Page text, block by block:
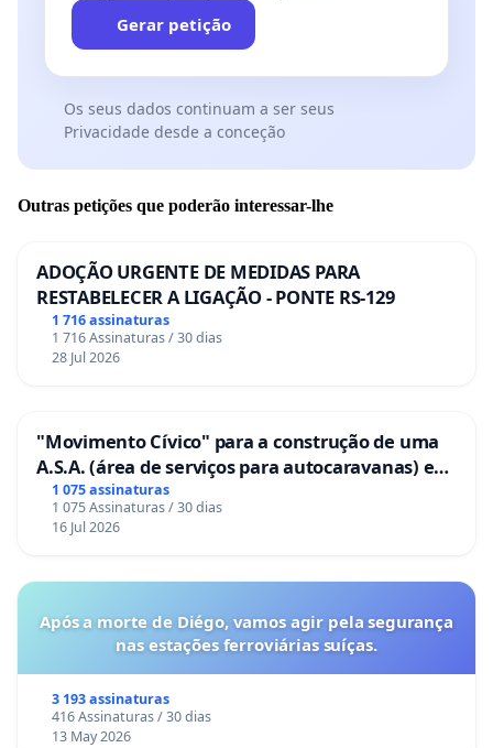
Gerar petição
Os seus dados continuam a ser seus
Privacidade desde a conceção
Outras petições que poderão interessar-lhe
ADOÇÃO URGENTE DE MEDIDAS PARA
RESTABELECER A LIGAÇÃO - PONTE RS-129
1 716 assinaturas
1 716 Assinaturas / 30 dias
28 Jul 2026
"Movimento Cívico" para a construção de uma
A.S.A. (área de serviços para autocaravanas) em
Coimbra
1 075 assinaturas
1 075 Assinaturas / 30 dias
16 Jul 2026
Após a morte de Diégo, vamos agir pela segurança
nas estações ferroviárias suíças.
3 193 assinaturas
416 Assinaturas / 30 dias
13 May 2026